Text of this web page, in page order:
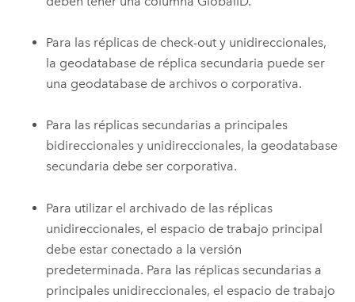
Para las réplicas de check-out y unidireccionales,
la geodatabase de réplica secundaria puede ser
una geodatabase de archivos o corporativa.
Para las réplicas secundarias a principales
bidireccionales y unidireccionales, la geodatabase
secundaria debe ser corporativa.
Para utilizar el archivado de las réplicas
unidireccionales, el espacio de trabajo principal
debe estar conectado a la versión
predeterminada. Para las réplicas secundarias a
principales unidireccionales, el espacio de trabajo